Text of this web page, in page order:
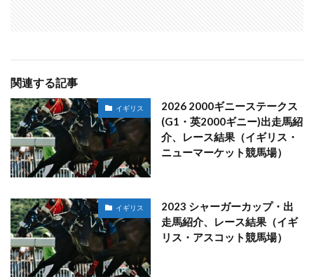
関連する記事
イギリス
2026 2000ギニーステークス
(G1・英2000ギニー)出走馬紹
介、レース結果（イギリス・
ニューマーケット競馬場）
イギリス
2023 シャーガーカップ・出
走馬紹介、レース結果（イギ
リス・アスコット競馬場）